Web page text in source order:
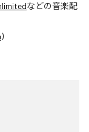
などの音楽配